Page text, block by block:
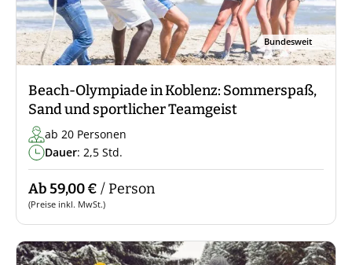
Bundesweit
Beach-Olympiade in Koblenz: Sommerspaß,
Sand und sportlicher Teamgeist
ab 20 Personen
Dauer: 2,5 Std.
Ab 59,00 € / Person
(Preise inkl. MwSt.)